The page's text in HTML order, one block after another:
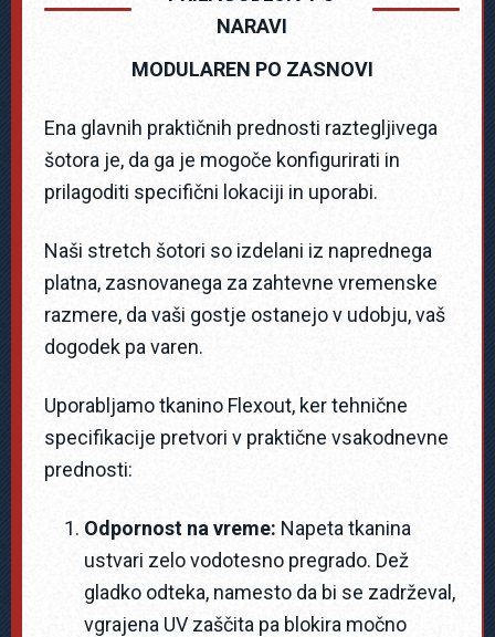
NARAVI
MODULAREN PO ZASNOVI
Ena glavnih praktičnih prednosti raztegljivega
šotora je, da ga je mogoče konfigurirati in
prilagoditi specifični lokaciji in uporabi.
Naši stretch šotori so izdelani iz naprednega
platna, zasnovanega za zahtevne vremenske
razmere, da vaši gostje ostanejo v udobju, vaš
dogodek pa varen.
Uporabljamo tkanino Flexout, ker tehnične
specifikacije pretvori v praktične vsakodnevne
prednosti:
Odpornost na vreme: Napeta tkanina
ustvari zelo vodotesno pregrado. Dež
gladko odteka, namesto da bi se zadrževal,
vgrajena UV zaščita pa blokira močno